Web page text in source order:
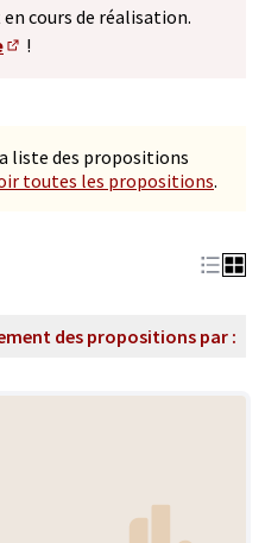
cours de réalisation.
!
liste des propositions
toutes les propositions.
des propositions par :